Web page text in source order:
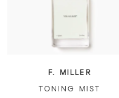
F. MILLER
TONING MIST